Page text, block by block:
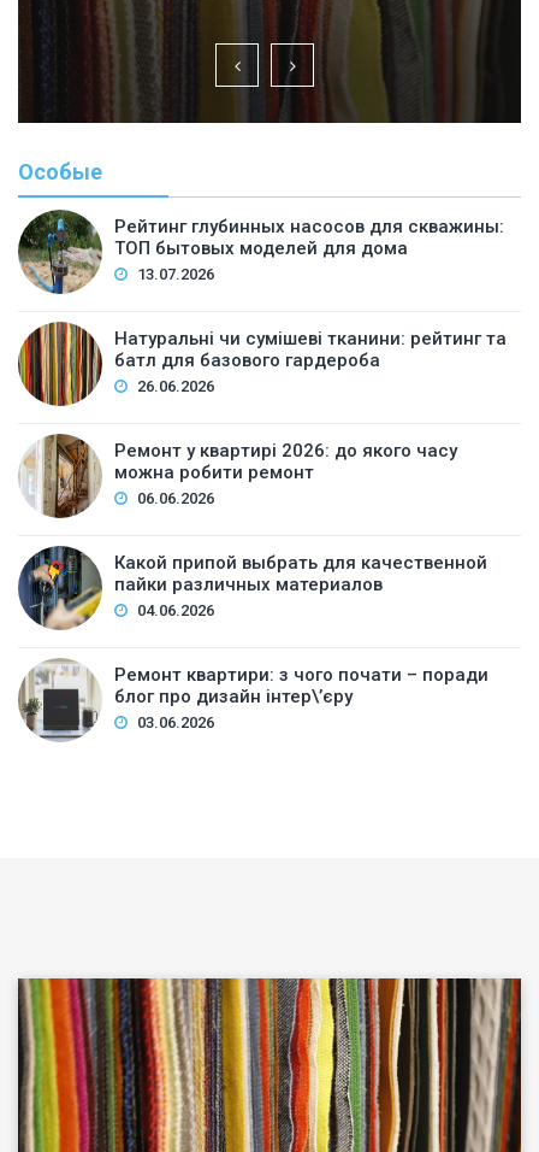
Особые
Рейтинг глубинных насосов для скважины:
ТОП бытовых моделей для дома
13.07.2026
Натуральні чи сумішеві тканини: рейтинг та
батл для базового гардероба
26.06.2026
Ремонт у квартирі 2026: до якого часу
можна робити ремонт
06.06.2026
Какой припой выбрать для качественной
пайки различных материалов
04.06.2026
Ремонт квартири: з чого почати – поради
блог про дизайн інтер\’єру
03.06.2026